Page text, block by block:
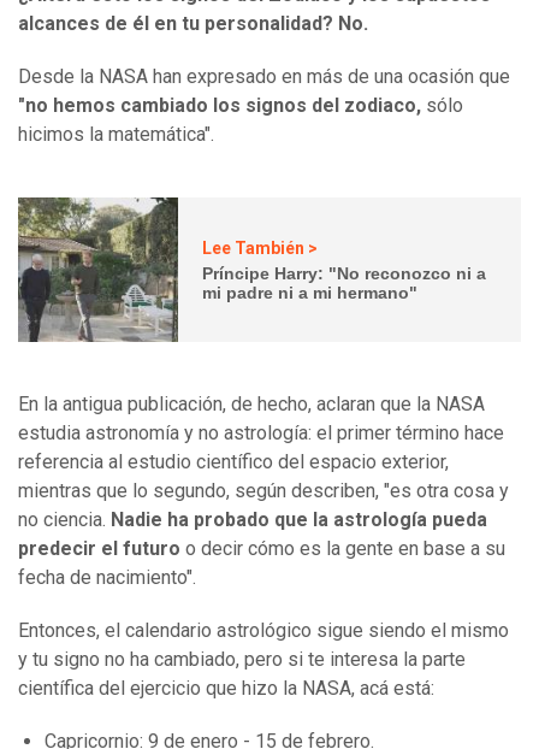
alcances de él en tu personalidad? No.
Desde la NASA han expresado en más de una ocasión que
"no hemos cambiado los signos del zodiaco, sólo
hicimos la matemática".
Lee También >
Príncipe Harry: "No reconozco ni a
mi padre ni a mi hermano"
En la antigua publicación, de hecho, aclaran que la NASA
estudia astronomía y no astrología: el primer término hace
referencia al estudio científico del espacio exterior,
mientras que lo segundo, según describen, "es otra cosa y
no ciencia. Nadie ha probado que la astrología pueda
predecir el futuro o decir cómo es la gente en base a su
fecha de nacimiento".
Entonces, el calendario astrológico sigue siendo el mismo
y tu signo no ha cambiado, pero si te interesa la parte
científica del ejercicio que hizo la NASA, acá está:
Capricornio: 9 de enero - 15 de febrero.